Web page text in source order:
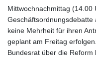
Mittwochnachmittag (14.00
Geschäftsordnungsdebatte
keine Mehrheit für ihren
geplant am Freitag
Bundesrat über die